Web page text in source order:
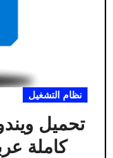
نظام التشغيل